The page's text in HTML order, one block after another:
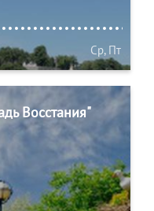
Ср, Пт
Восстания"